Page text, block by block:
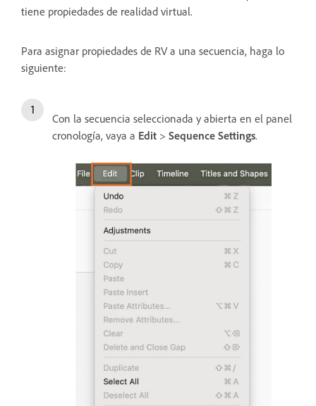
tiene propiedades de realidad virtual.
Para asignar propiedades de RV a una secuencia, haga lo
siguiente:
Con la secuencia seleccionada y abierta en el panel
cronología, vaya a Edit > Sequence Settings.